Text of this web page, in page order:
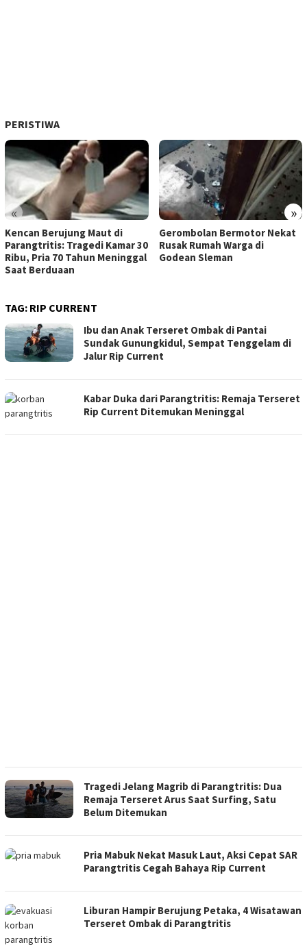
PERISTIWA
« »
Kencan Berujung Maut di
Parangtritis: Tragedi Kamar 30
Ribu, Pria 70 Tahun Meninggal
Saat Berduaan
Gerombolan Bermotor Nekat
Rusak Rumah Warga di
Godean Sleman
TAG: RIP CURRENT
Ibu dan Anak Terseret Ombak di Pantai
Sundak Gunungkidul, Sempat Tenggelam di
Jalur Rip Current
Kabar Duka dari Parangtritis: Remaja Terseret
Rip Current Ditemukan Meninggal
Tragedi Jelang Magrib di Parangtritis: Dua
Remaja Terseret Arus Saat Surfing, Satu
Belum Ditemukan
Pria Mabuk Nekat Masuk Laut, Aksi Cepat SAR
Parangtritis Cegah Bahaya Rip Current
Liburan Hampir Berujung Petaka, 4 Wisatawan
Terseret Ombak di Parangtritis